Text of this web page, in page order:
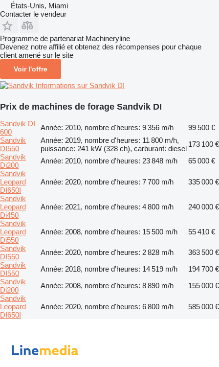
États-Unis, Miami
Contacter le vendeur
Programme de partenariat Machineryline
Devenez notre affilié et obtenez des récompenses pour chaque
client amené sur le site
Voir l'offre
Informations sur Sandvik DI
Prix de machines de forage Sandvik DI
Sandvik DI
600
Année: 2010, nombre d'heures: 9 356 m/h
99 500 €
Sandvik
DI550
Année: 2019, nombre d'heures: 11 800 m/h,
puissance: 241 kW (328 ch), carburant: diesel
173 100 €
Sandvik
Di200
Année: 2010, nombre d'heures: 23 848 m/h
65 000 €
Sandvik
Leopard
DI650I
Année: 2020, nombre d'heures: 7 700 m/h
335 000 €
Sandvik
Leopard
Di450
Année: 2021, nombre d'heures: 4 800 m/h
240 000 €
Sandvik
Leopard
Di550
Année: 2008, nombre d'heures: 15 500 m/h
55 410 €
Sandvik
DI550
Année: 2020, nombre d'heures: 2 828 m/h
363 500 €
Sandvik
DI550
Année: 2018, nombre d'heures: 14 519 m/h
194 700 €
Sandvik
Di200
Année: 2008, nombre d'heures: 8 890 m/h
155 000 €
Sandvik
Leopard
DI650I
Année: 2020, nombre d'heures: 6 800 m/h 585 000 €